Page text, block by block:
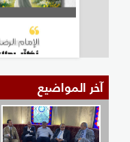
آخر المواضيع